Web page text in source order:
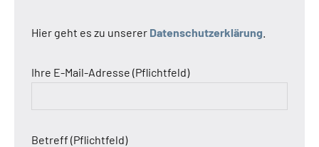
Hier geht es zu unserer Datenschutzerklärung
Ihre E-Mail-Adresse (Pflichtfeld)
Betreff (Pflichtfeld)